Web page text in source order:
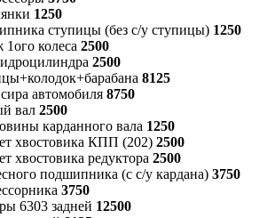
1250
ступицы (без с/у ступицы) 1250
колеса 2500
2500
8125
автомобиля 8750
вал 2500
карданного вала 1250
хвостовика КПП (202) 2500
хвостовика редуктора 2500
подшипника (с с/у кардана) 3750
3750
6303 задней 12500